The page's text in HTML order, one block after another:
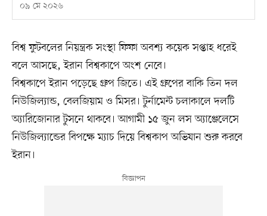
০৯ মে ২০২৬
বিশ্ব ফুটবলের নিয়ন্ত্রক সংস্থা ফিফা অবশ্য কয়েক সপ্তাহ ধরেই
বলে আসছে, ইরান বিশ্বকাপে অংশ নেবে।
বিশ্বকাপে ইরান পড়েছে গ্রুপ জিতে। এই গ্রুপের বাকি তিন দল
নিউজিল্যান্ড, বেলজিয়াম ও মিসর। টুর্নামেন্ট চলাকালে দলটি
অ্যারিজোনার টুসনে থাকবে। আগামী ১৫ জুন লস অ্যাঞ্জেলেসে
নিউজিল্যান্ডের বিপক্ষে ম্যাচ দিয়ে বিশ্বকাপ অভিযান শুরু করবে
ইরান।